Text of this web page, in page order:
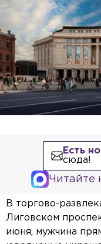
Есть
сюда!
Читайте
В торгово-
Лиговском
июня, мужчина